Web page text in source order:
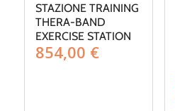
STAZIONE TRAINING
THERA-BAND
EXERCISE STATION
854,00 €